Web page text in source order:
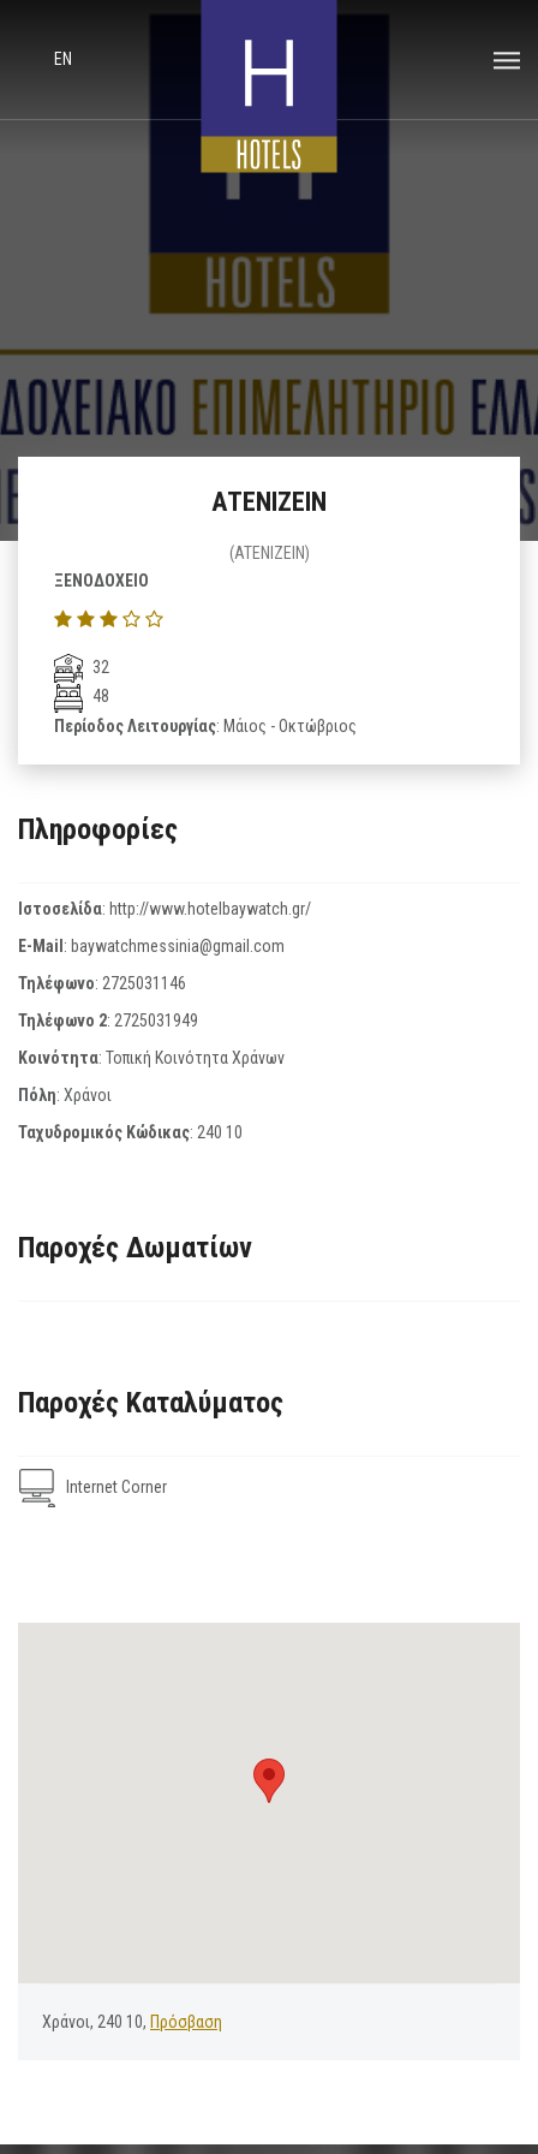
EN
ΑΤΕΝΙΖΕΙΝ
(ATENIZEIN)
ΞΕΝΟΔΟΧΕΙΟ
32
48
Περίοδος Λειτουργίας: Μάιος - Οκτώβριος
Πληροφορίες
Ιστοσελίδα: http://www.hotelbaywatch.gr/
E-Mail: baywatchmessinia@gmail.com
Τηλέφωνο: 2725031146
Τηλέφωνο 2: 2725031949
Κοινότητα: Τοπική Κοινότητα Χράνων
Πόλη: Χράνοι
Ταχυδρομικός Κώδικας: 240 10
Παροχές Δωματίων
Παροχές Καταλύματος
Internet Corner
Χράνοι, 240 10, Πρόσβαση